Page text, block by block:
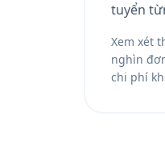
tuyển
Xem xét
nghìn
chi phí